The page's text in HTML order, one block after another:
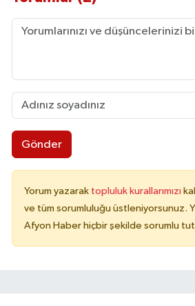
Gönder
Yorum yazarak topluluk kurallarımızı
ve tüm sorumluluğu üstleniyorsunuz.
Afyon Haber hiçbir şekilde sorumlu